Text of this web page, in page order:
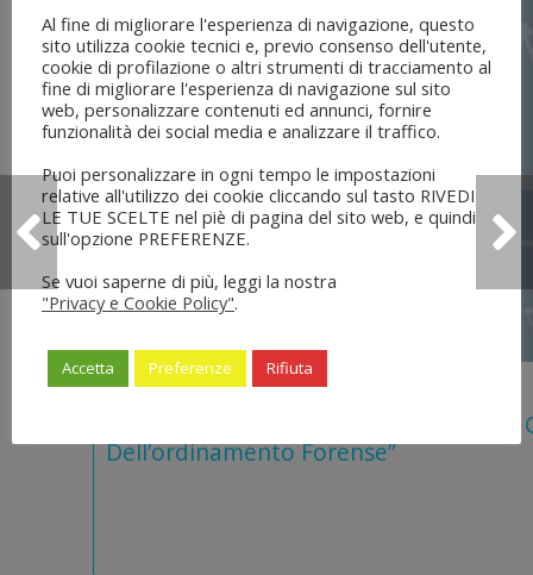
5 Agosto 2026
Legge 28 Luglio 2026 N. 137 “delega
Dell’ordinamento Forense”
Al fine di migliorare l'esperienza di navigazione, questo
sito utilizza cookie tecnici e, previo consenso dell'utente,
cookie di profilazione o altri strumenti di tracciamento al
fine di migliorare l'esperienza di navigazione sul sito
web, personalizzare contenuti ed annunci, fornire
funzionalità dei social media e analizzare il traffico.
Puoi personalizzare in ogni tempo le impostazioni
relative all'utilizzo dei cookie cliccando sul tasto RIVEDI
LE TUE SCELTE nel piè di pagina del sito web, e quindi
sull'opzione PREFERENZE.
Se vuoi saperne di più, leggi la nostra
"Privacy e Cookie Policy".
Accetta Preferenze Rifiuta